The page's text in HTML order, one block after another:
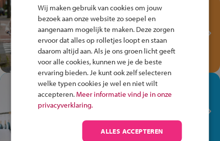
Test je kennis met het
Fiets Veilig
Verkeersspel!
Speel het Fiets Veilig Verkeersspel
en win een Cortina-fiets!
In de winkel ben je op je
plek!
op de winkelvloer, waar elke dag
anders is!
Wij maken gebruik van cookies om jouw
bezoek aan onze website zo soepel en
aangenaam mogelijk te maken. Deze zorgen
ervoor dat alles op rolletjes loopt en staan
daarom altijd aan. Als je ons groen licht geeft
voor alle cookies, kunnen we je de beste
ervaring bieden. Je kunt ook zelf selecteren
welke typen cookies je wel en niet wilt
accepteren. Meer informatie vind je in onze
privacyverklaring.
ALLES ACCEPTEREN